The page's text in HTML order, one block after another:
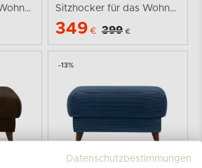
Fußhocker für das Wohnzimmer mit Stauraum in Imitat... Sitzhocker für das Wohnzimmer mit Stauraum Kordstoff...
349 € 399 €
-13%
Datenschutzbestimmungen